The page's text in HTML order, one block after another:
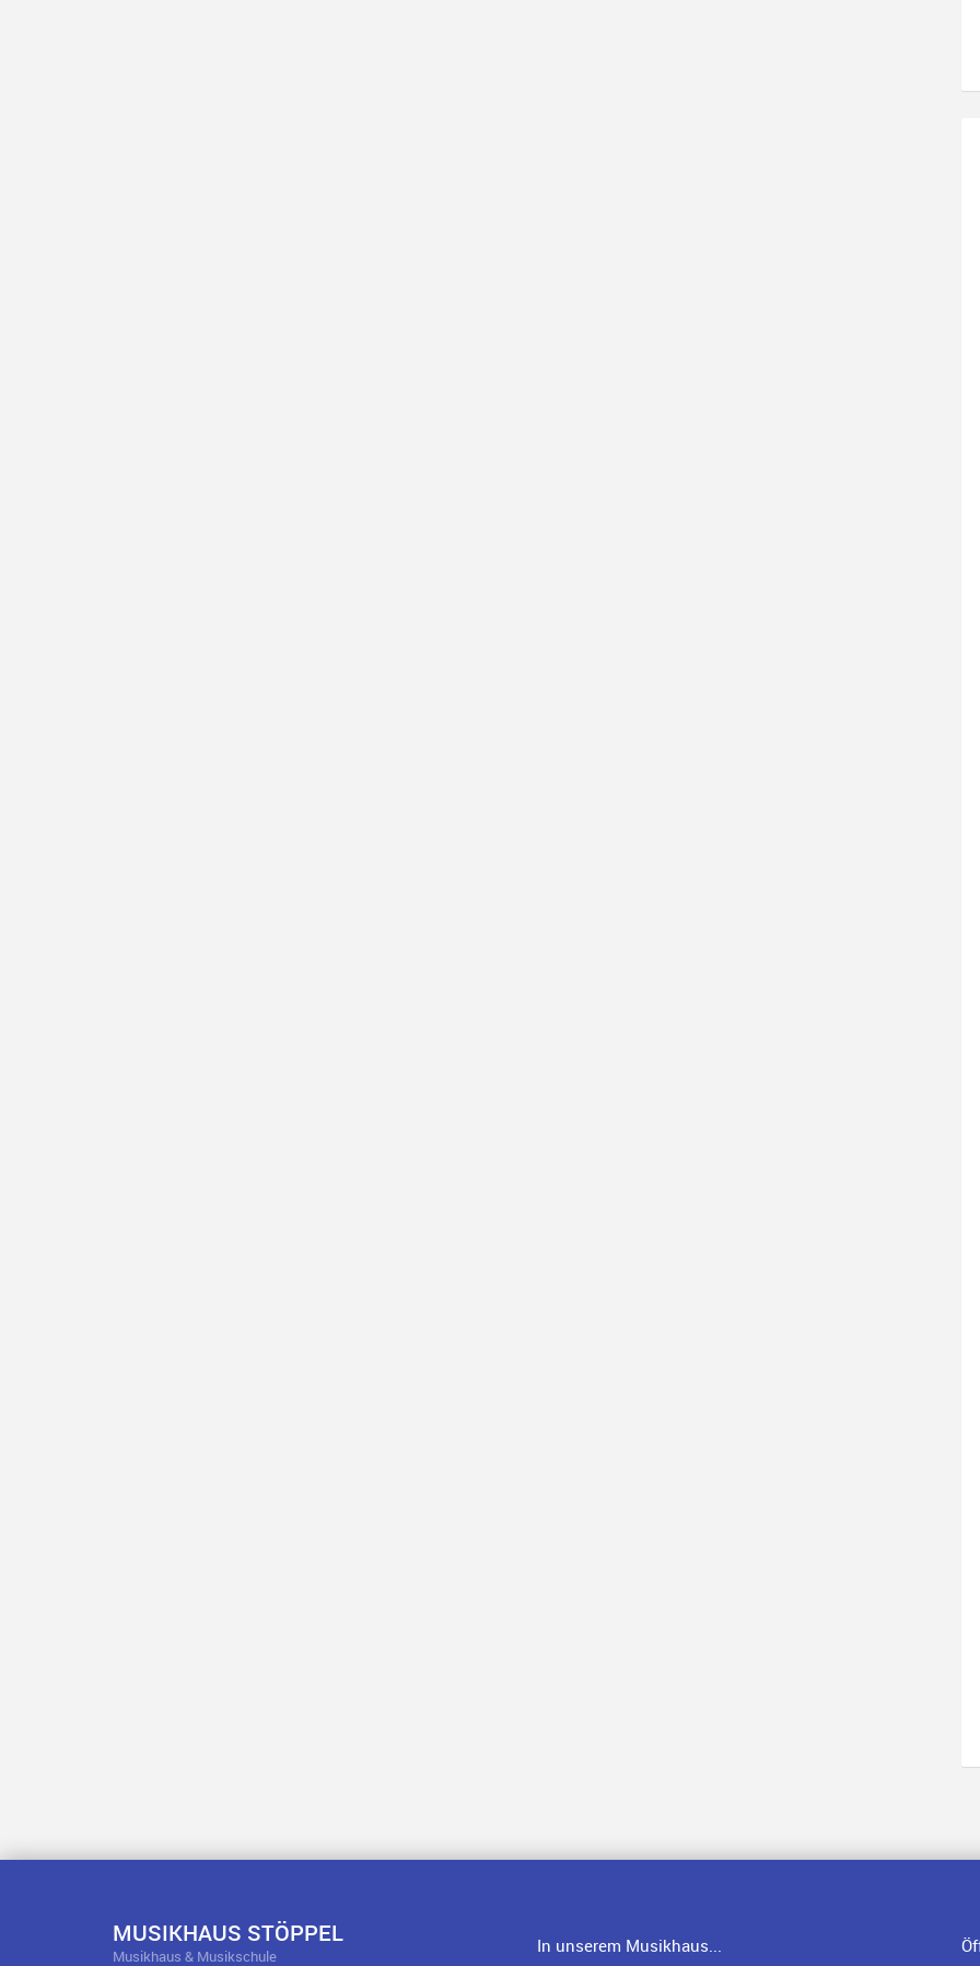
MUSIKHAUS STÖPPEL
Musikhaus & Musikschule In unserem Musikhaus...